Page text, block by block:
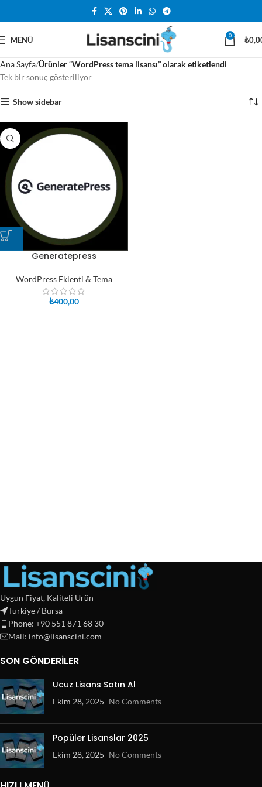
MENÜ 0 ₺
Ana Sayfa Ürünler “WordPress tema lisansı” olarak etiketlendi
Tek bir sonuç gösteriliyor
Show sidebar
Generatepress
WordPress Eklenti & Tema
₺400,00
Uygun Fiyat, Kaliteli Ürün
Türkiye / Bursa
Phone: +90 551 871 68 30
Mail: info@lisanscini.com
SON GÖNDERILER
Ucuz Lisans Satın Al
Ekim 28, 2025 No Comments
Popüler Lisanslar 2025
Ekim 28, 2025 No Comments